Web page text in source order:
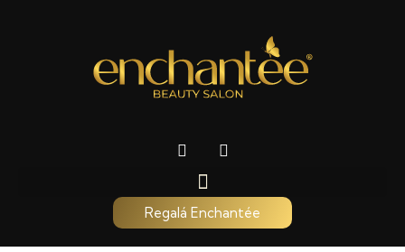
Regalá Enchantée